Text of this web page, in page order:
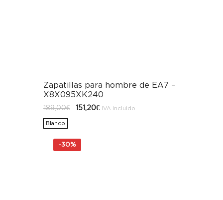
Zapatillas para hombre de EA7 –
X8X095XK240
189,00€
El151,20€ElIVA incluido
Blanco
-30%